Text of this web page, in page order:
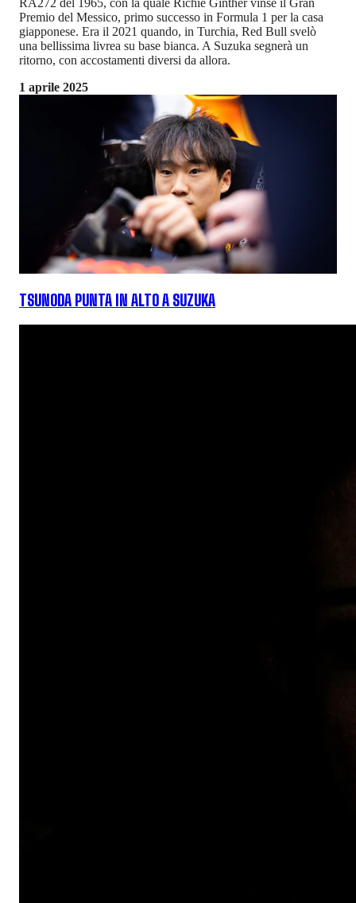
RA272 del 1965, con la quale Richie Ginther vinse il Gran
Premio del Messico, primo successo in Formula 1 per la casa
giapponese. Era il 2021 quando, in Turchia, Red Bull svelò
una bellissima livrea su base bianca. A Suzuka segnerà un
ritorno, con accostamenti diversi da allora.
1 aprile 2025
TSUNODA PUNTA IN ALTO A SUZUKA